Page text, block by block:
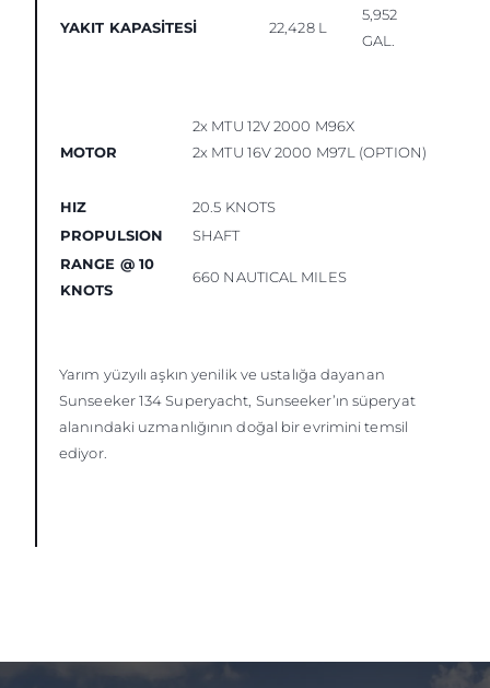
YAKIT KAPASİTESİ 22,428 L
5,952
GAL.
MOTOR
2x MTU 12V 2000 M96X
2x MTU 16V 2000 M97L (OPTION)
HIZ
20.5 KNOTS
PROPULSION
SHAFT
RANGE @ 10
KNOTS
660 NAUTICAL MILES
Yarım yüzyılı aşkın yenilik ve ustalığa dayanan
Sunseeker 134 Superyacht, Sunseeker’ın süperyat
alanındaki uzmanlığının doğal bir evrimini temsil
ediyor.